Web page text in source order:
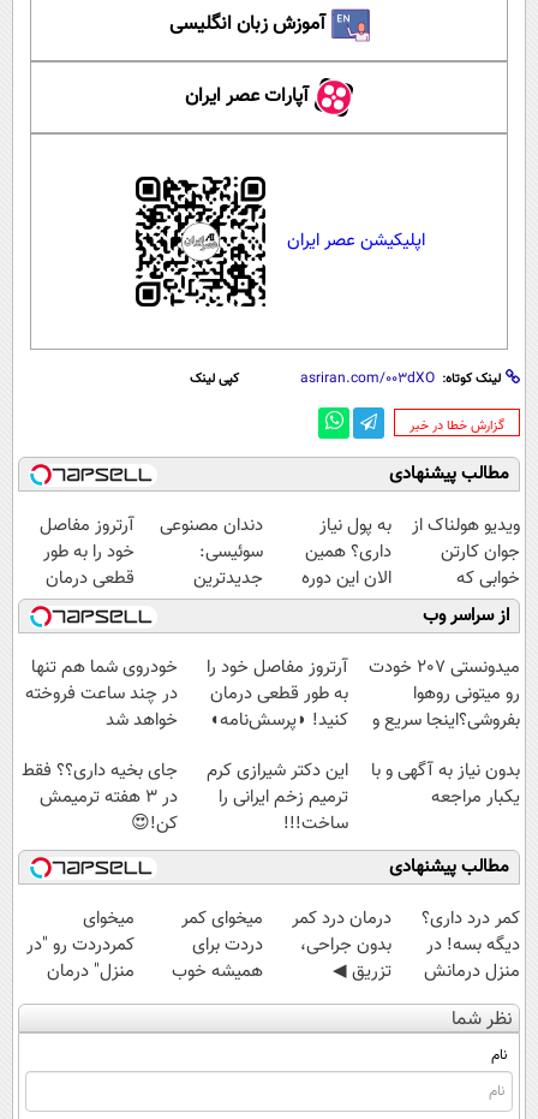
آموزش زبان انگلیسی
آپارات عصر ایران
اپلیکیشن عصر ایران
لینک کوتاه: کپی لینک
‌گزارش خطا در خبر
مطالب پیشنهادی
ویدیو هولناک از
جوان کارتن
خوابی که
میلیاردر شد.
آموزش رایگان
به پول نیاز
داری؟ همین
الان این دوره
رایگان رو شرکت
کن تا دیر نشده!
دندان مصنوعی
سوئیسی:
جدیدترین
فناوری اروپا،
سبک و مقاوم |
پرداخت قسطی
آرتروز مفاصل
خود را به طور
قطعی درمان
کنید!
◗پرسش‌نامه◖
از سراسر وب
میدونستی 207 خودت
رو میتونی روهوا
بفروشی؟اینجا سریع و
آرتروز مفاصل خود را
به طور قطعی درمان
کنید! ◗پرسش‌نامه◖
خودروی شما هم تنها
در چند ساعت فروخته
خواهد شد
بدون نیاز به آگهی و با
یکبار مراجعه
این دکتر شیرازی کرم
ترمیم زخم ایرانی را
ساخت!!!
جای بخیه داری؟؟ فقط
در 3 هفته ترمیمش
کن!😍
مطالب پیشنهادی
کمر درد داری؟
دیگه بسه! در
منزل درمانش
کن
(◀پرسش‌نامه)
درمان درد کمر
بدون جراحی،
تزریق ◀
پرسش‌نامه رو پر
کن ▶
میخوای کمر
دردت برای
همیشه خوب
شه؟ ◀
پرسش‌نامه رو پر
میخوای
کمردردت رو "در
منزل" درمان
کنی؟ (◂فیلم +
◂پرسش‌نامه)
نظر شما
نام